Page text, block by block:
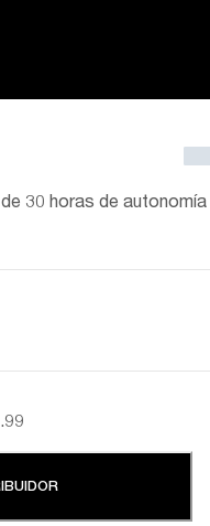
30 horas de autonomía